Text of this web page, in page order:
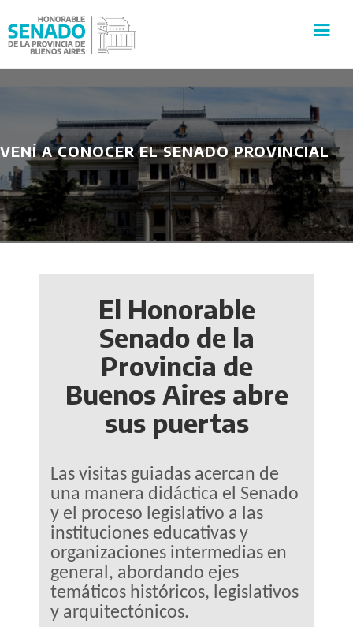
INSTITUCIÓN
SECRETARÍAS
PRENSA
CULTURA
CONTACTO
VENÍ A CONOCER EL SENADO PROVINCIAL
El Honorable
Senado de la
Provincia de
Buenos Aires abre
sus puertas
Las visitas guiadas acercan de
una manera didáctica el Senado
y el proceso legislativo a las
instituciones educativas y
organizaciones intermedias en
general, abordando ejes
temáticos históricos, legislativos
y arquitectónicos.